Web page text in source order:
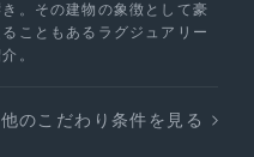
。その建物の象徴として豪
こともあるラグジュアリー
。
他のこだわり条件を見る